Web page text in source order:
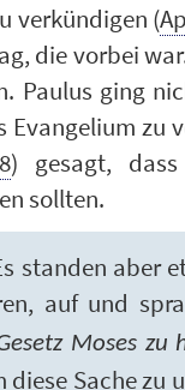
verkündigen (
die vorbei
Paulus ging
Evangelium zu
) gesagt,
sollten.
standen aber
auf und
Moses zu
diese Sache zu